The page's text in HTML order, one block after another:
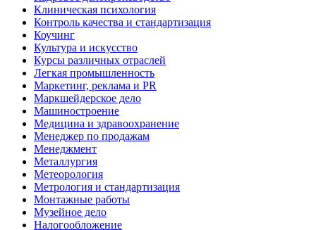
Клиническая психология
Контроль качества и стандартизация
Коучинг
Культура и искусство
Курсы различных отраслей
Легкая промышленность
Маркетинг, реклама и PR
Маркшейдерское дело
Машиностроение
Медицина и здравоохранение
Менеджер по продажам
Менеджмент
Металлургия
Метеорология
Метрология и стандартизация
Монтажные работы
Музейное дело
Налогообложение